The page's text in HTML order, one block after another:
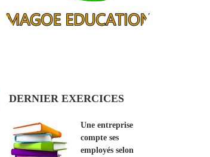
DERNIER EXERCICES
Une entreprise
compte ses
employés selon